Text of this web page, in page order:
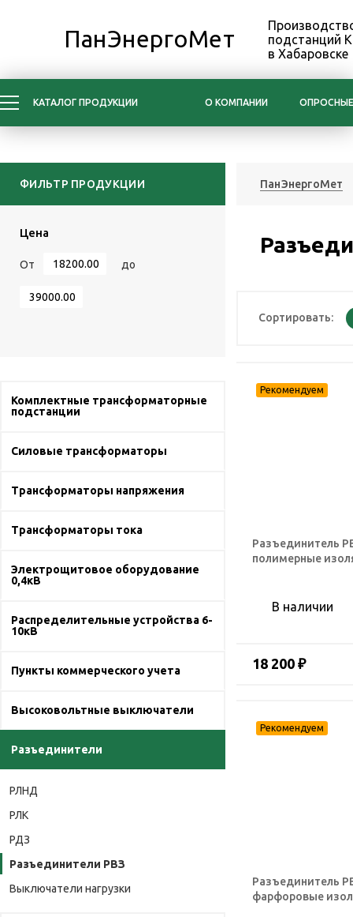
ПанЭнергоМет
подстанций
в Хабаровске
КАТАЛОГ ПРОДУКЦИИ О КОМПАНИИ
ФИЛЬТР ПРОДУКЦИИ
Цена
От до
Комплектные трансформаторные
подстанции
Силовые трансформаторы
Трансформаторы напряжения
Трансформаторы тока
Электрощитовое оборудование
0,4кВ
Распределительные устройства 6-
10кВ
Пункты коммерческого учета
Высоковольтные выключатели
Разъединители
РЛНД
РЛК
РДЗ
Разъединители РВЗ
Выключатели нагрузки
ПанЭнергоМет
Сортировать:
Разъединитель
полимерные
В наличии
18 200 ₽
Разъединитель
фарфоровые